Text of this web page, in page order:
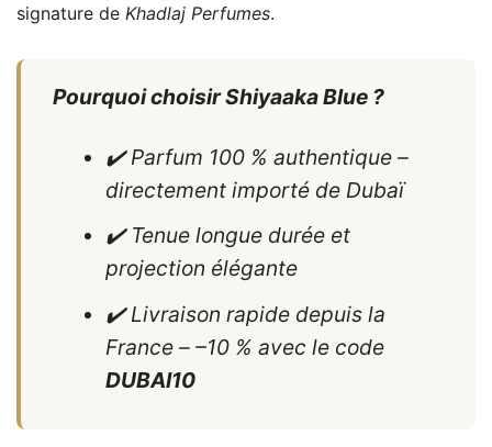
signature de Khadlaj Perfumes.
Pourquoi choisir Shiyaaka Blue ?
✔️ Parfum 100 % authentique –
directement importé de Dubaï
✔️ Tenue longue durée et
projection élégante
✔️ Livraison rapide depuis la
France – –10 % avec le code
DUBAI10